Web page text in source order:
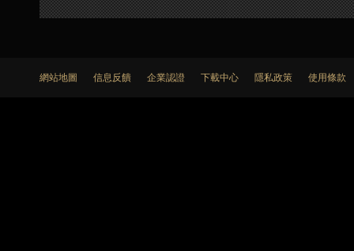
網站地圖 信息反饋 企業認證 下載中心 隱私政策 使用條款